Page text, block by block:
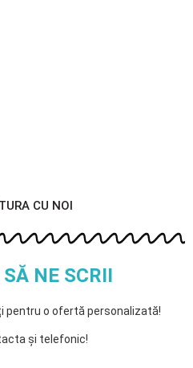
CU NOI
NE SCRII
pentru o ofertă personalizată!
și telefonic!